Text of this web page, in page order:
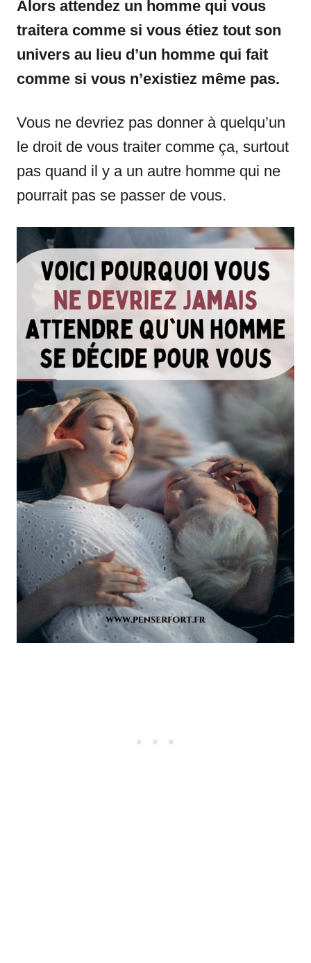
Alors attendez un homme qui vous
traitera comme si vous étiez tout son
univers au lieu d’un homme qui fait
comme si vous n’existiez même pas.
Vous ne devriez pas donner à quelqu’un
le droit de vous traiter comme ça, surtout
pas quand il y a un autre homme qui ne
pourrait pas se passer de vous.